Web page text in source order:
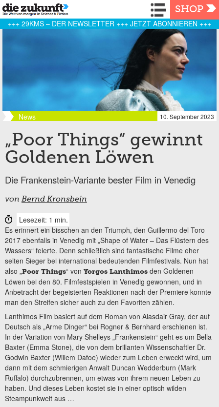
Navigation
SHOP
+++ 29KMS – DER NEWSLETTER +++ JETZT ABONNIEREN +++
News 10. September 2023
„Poor Things“ gewinnt
Goldenen Löwen
Die Frankenstein-Variante bester Film in Venedig
von Bernd Kronsbein
Lesezeit: 1 min.
Es erinnert ein bisschen an den Triumph, den Guillermo del Toro
2017 ebenfalls in Venedig mit „Shape of Water – Das Flüstern des
Wassers“ feierte. Denn schließlich sind fantastische Filme eher
selten Sieger bei international bedeutenden Filmfestivals. Nun hat
also „Poor Things“ von Yorgos Lanthimos den Goldenen
Löwen bei den 80. Filmfestspielen in Venedig gewonnen, und in
Anbetracht der begeisterten Reaktionen nach der Premiere konnte
man den Streifen sicher auch zu den Favoriten zählen.
Lanthimos Film basiert auf dem Roman von Alasdair Gray, der auf
Deutsch als „Arme Dinger“ bei Rogner & Bernhard erschienen ist.
In der Variation von Mary Shelleys „Frankenstein“ geht es um Bella
Baxter (Emma Stone), die von dem brillanten Wissenschaftler Dr.
Godwin Baxter (Willem Dafoe) wieder zum Leben erweckt wird, um
dann mit dem schmierigen Anwalt Duncan Wedderburn (Mark
Ruffalo) durchzubrennen, um etwas von ihrem neuen Leben zu
haben. Und dieses Leben kostet sie in einer optisch wilden
Steampunkwelt aus …